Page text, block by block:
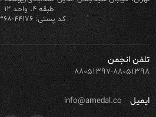
طبقه ۴، واحد ۱۲
کد پستی: ۴۴۱۷۶-۱۴۳۶۸
تلفن انجمن
۸۸۰۵۱۳۹۷-۸۸۰۵۱۳۹۸
ایمیل info@amedal.co